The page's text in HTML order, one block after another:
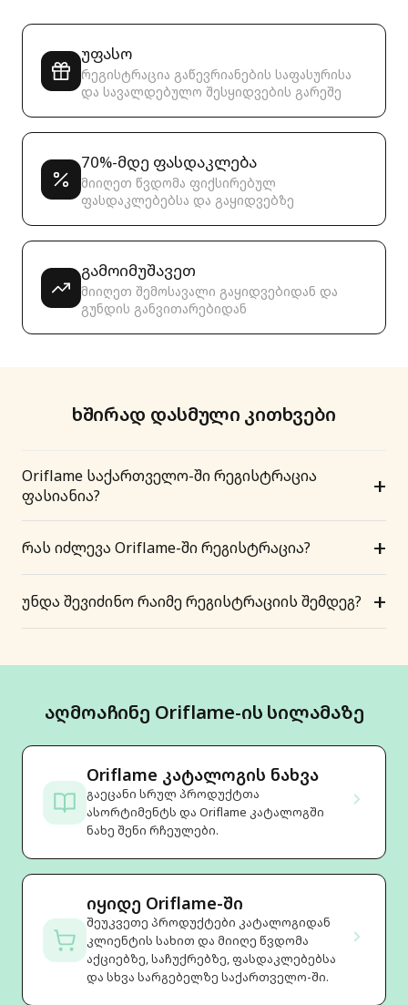
უფასო
რეგისტრაცია გაწევრიანების საფასურისა
და სავალდებულო შესყიდვების გარეშე
70%-მდე ფასდაკლება
მიიღეთ წვდომა ფიქსირებულ
ფასდაკლებებსა და გაყიდვებზე
გამოიმუშავეთ
მიიღეთ შემოსავალი გაყიდვებიდან და
გუნდის განვითარებიდან
ხშირად დასმული კითხვები
Oriflame საქართველო-ში რეგისტრაცია
ფასიანია?
+
რას იძლევა Oriflame-ში რეგისტრაცია? +
უნდა შევიძინო რაიმე რეგისტრაციის შემდეგ? +
აღმოაჩინე Oriflame-ის სილამაზე
Oriflame კატალოგის ნახვა
გაეცანი სრულ პროდუქტთა
ასორტიმენტს და Oriflame კატალოგში
ნახე შენი რჩეულები.
იყიდე Oriflame-ში
შეუკვეთე პროდუქტები კატალოგიდან
კლიენტის სახით და მიიღე წვდომა
აქციებზე, საჩუქრებზე, ფასდაკლებებსა
და სხვა სარგებელზე საქართველო-ში.